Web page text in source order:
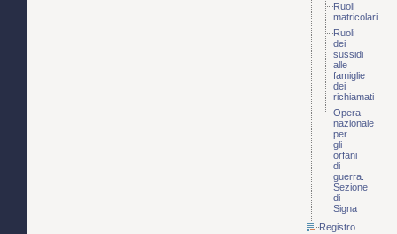
Ruoli
matricolari
Ruoli
dei
sussidi
alle
famiglie
dei
richiamati
Opera
nazionale
per
gli
orfani
di
guerra.
Sezione
di
Signa
Registro